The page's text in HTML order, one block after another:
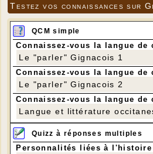
Testez vos connaissances sur
QCM simple
Connaissez-vous la langue de
Le "parler" Gignacois 1
Connaissez-vous la langue de
Le "parler" Gignacois 2
Connaissez-vous la langue de
Langue et littérature
Quizz à réponses multiples
Personnalités liées à l'histoire